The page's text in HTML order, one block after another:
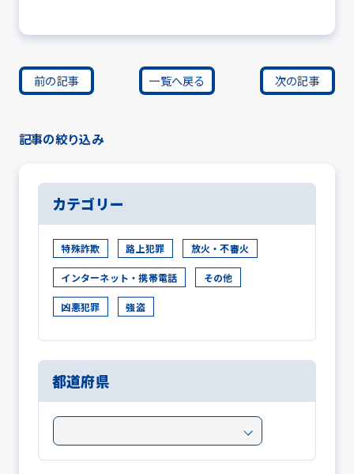
前の記事 一覧へ戻る 次の記事
記事の絞り込み
カテゴリー
特殊詐欺 路上犯罪 放火・不審火
インターネット・携帯電話 その他
凶悪犯罪 強盗
都道府県